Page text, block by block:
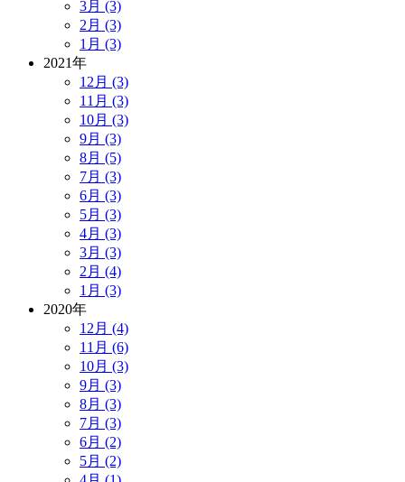
3月 (3)
2月 (3)
1月 (3)
2021年
12月 (3)
11月 (3)
10月 (3)
9月 (3)
8月 (5)
7月 (3)
6月 (3)
5月 (3)
4月 (3)
3月 (3)
2月 (4)
1月 (3)
2020年
12月 (4)
11月 (6)
10月 (3)
9月 (3)
8月 (3)
7月 (3)
6月 (2)
5月 (2)